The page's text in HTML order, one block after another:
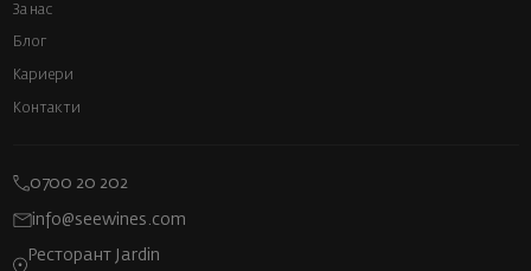
За нас
Блог
Кариери
Контакти
0700 20 202
info@seewines.com
Ресторант Jardin